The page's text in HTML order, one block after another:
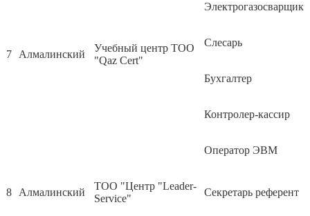
7 Алмалинский
Учебный центр ТОО
"Qaz Cert"
Электрогазосварщик
Слесарь
Бухгалтер
Контролер-кассир
Оператор ЭВМ
8 Алмалинский
ТОО "Центр "Leader-
Service"
Секретарь референт